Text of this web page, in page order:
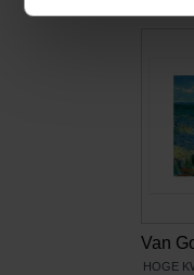
HOGE